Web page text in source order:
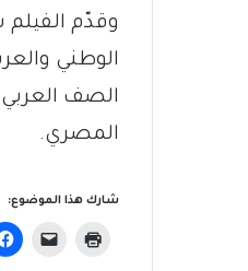
وقدّم
الصف
المصري.
شارك هذا الموضوع: